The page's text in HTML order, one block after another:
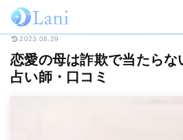
ホーム メール占い 恋愛の母は詐欺で当
2023.08.29
恋愛の母は詐欺で当たらな
占い師・口コミ